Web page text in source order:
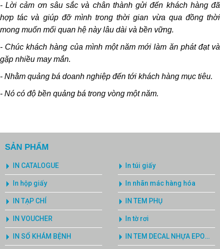
- Lời cảm ơn sâu sắc và chân thành gửi đến khách hàng đã
hợp tác và giúp đỡ mình trong thời gian vừa qua đồng thời
mong muốn mối quan hệ này lâu dài và bền vững.
- Chúc khách hàng của mình một năm mới làm ăn phát đạt và
gặp nhiều may mắn.
- Nhằm quảng bá doanh nghiệp đến tới khách hàng mục tiêu.
- Nó có độ bền quảng bá trong vòng một năm.
SẢN PHẨM
IN CATALOGUE In túi giấy
In hộp giấy In nhãn mác hàng hóa
IN TẠP CHÍ IN TEM PHỤ
IN VOUCHER In tờ rơi
IN SỔ KHÁM BỆNH IN TEM DECAL NHỰA EPOXY